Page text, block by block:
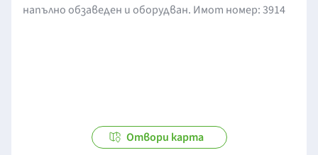
напълно обзаведен и оборудван. Имот номер: 3914
Отвори карта